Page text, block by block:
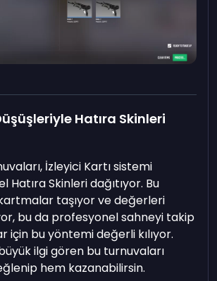
Hatıra Skinleri
İzleyici Kartı sistemi
Hatıra Skinleri dağıtıyor. Bu
taşıyor ve değerleri
bu da profesyonel sahneyi takip
için bu yöntemi değerli kılıyor.
ilgi gören bu turnuvaları
hem kazanabilirsin.